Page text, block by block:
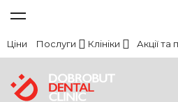
Ціни Послуги Клініки Акції та